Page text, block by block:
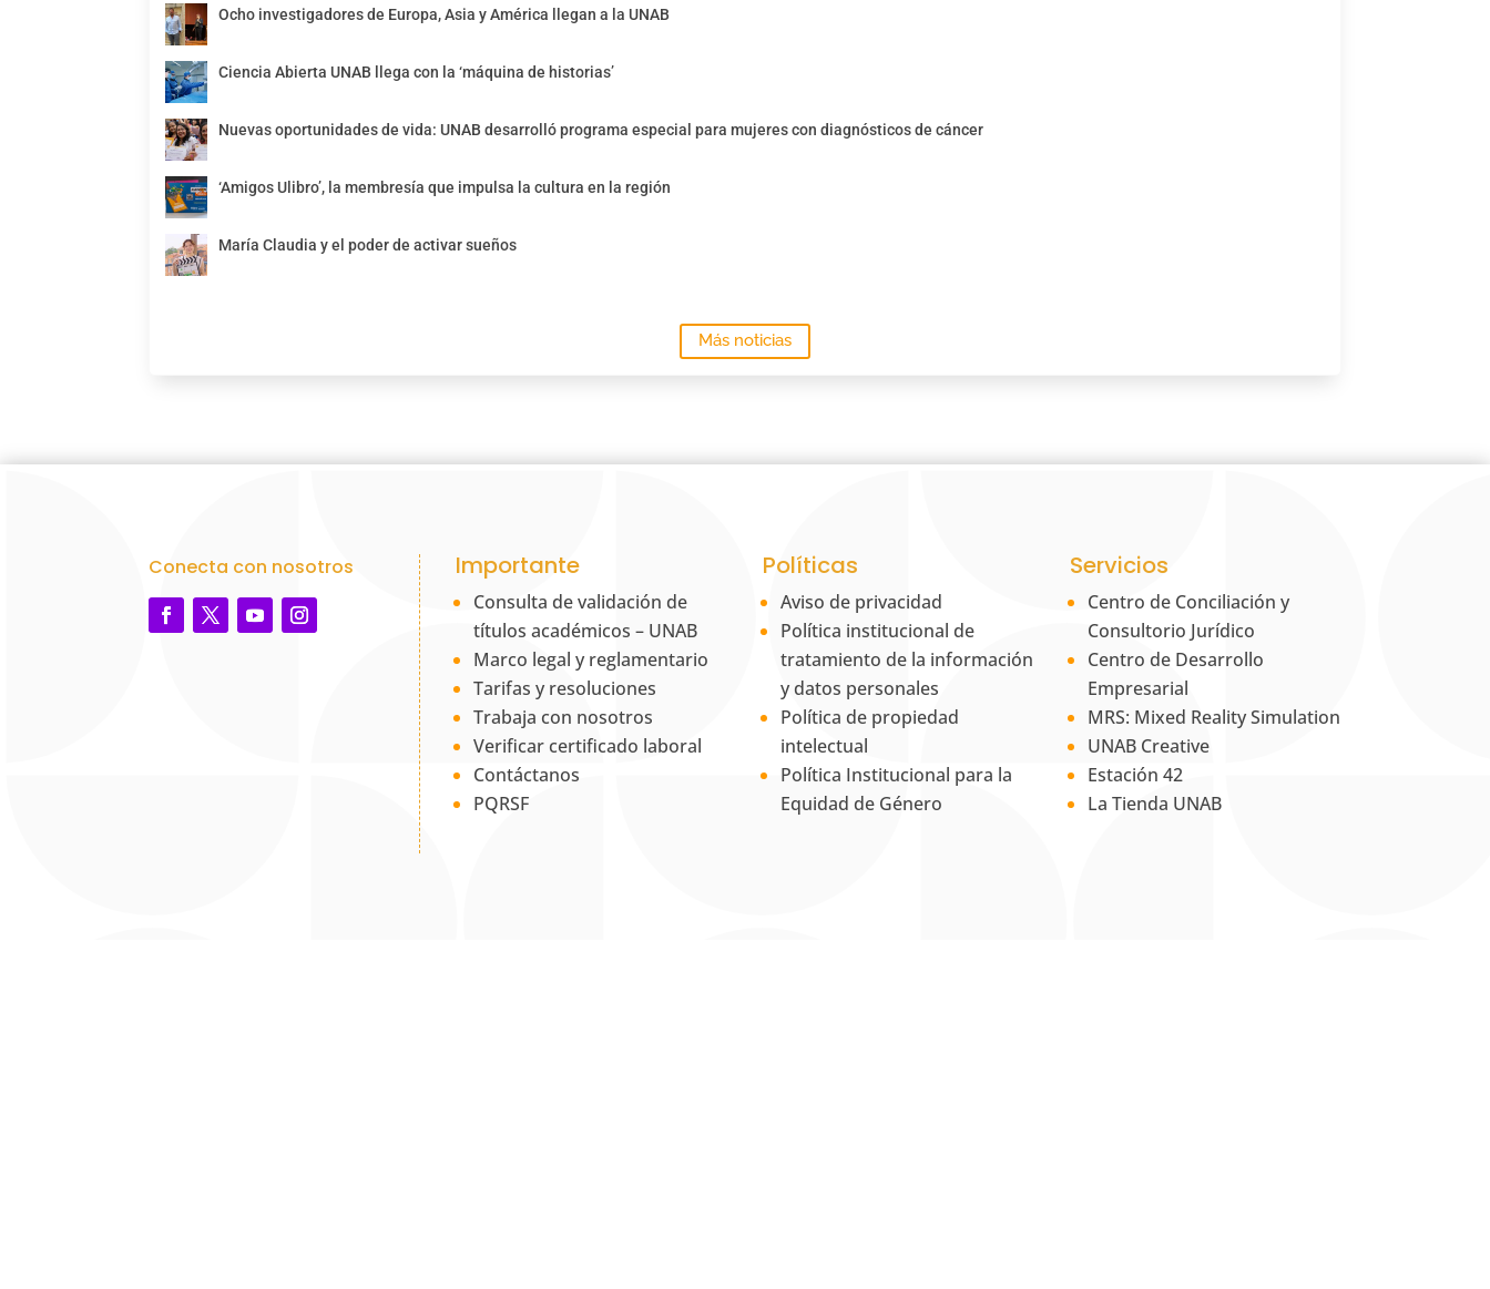
Ocho investigadores de Europa, Asia y América llegan a la UNAB
Ciencia Abierta UNAB llega con la ‘máquina de historias’
Nuevas oportunidades de vida: UNAB desarrolló programa especial para mujeres con diagnósticos de cáncer
‘Amigos Ulibro’, la membresía que impulsa la cultura en la región
María Claudia y el poder de activar sueños
Más noticias
Conecta con nosotros Importante
Consulta de validación de
títulos académicos – UNAB
Marco legal y reglamentario
Tarifas y resoluciones
Trabaja con nosotros
Verificar certificado laboral
Contáctanos
PQRSF
Políticas
Aviso de privacidad
Política institucional de
tratamiento de la información
y datos personales
Política de propiedad
intelectual
Política Institucional para la
Equidad de Género
Servicios
Centro de Conciliación y
Consultorio Jurídico
Centro de Desarrollo
Empresarial
MRS: Mixed Reality Simulation
UNAB Creative
Estación 42
La Tienda UNAB